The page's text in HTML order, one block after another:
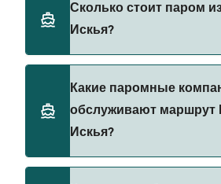
Искья составляет примерно 1 ч
зависимости от сезона и
информацию через наш Поиск
Сколько стоит паром
Искья?
цена парома из Неаполь в
84₽. Цена указана без учета
бронирование.
Какие паромные
обслуживают
Искья?